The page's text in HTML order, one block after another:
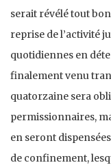
serait révélé tout
reprise de l’activité
quotidiennes en
finalement venu
quatorzaine sera
permissionnaires,
en seront
de confinement,